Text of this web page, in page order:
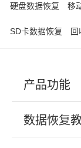
硬盘数据恢复 移
SD卡数据恢复
产品功能
数据恢复